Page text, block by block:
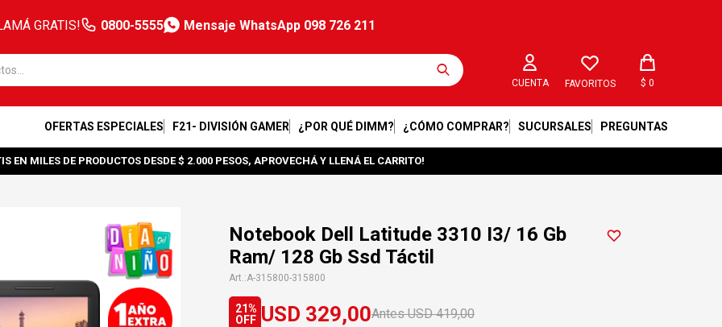
GRATIS! 0800-5555 Mensaje WhatsApp 098 726 211
OFERTAS ESPECIALES F21- DIVISIÓN GAMER ¿POR QUÉ DIMM? ¿CÓMO COMPRAR? SUCURSALES PREGUNTAS
FAVORITOS $ 0
EN MILES DE PRODUCTOS DESDE $ 2.000 PESOS, APROVECHÁ Y LLENÁ EL CARRITO!
Notebook Dell Latitude 3310 I3/ 16 Gb
Ram/ 128 Gb Ssd Táctil
A-315800-315800
USD 329,00 USD 419,00
21